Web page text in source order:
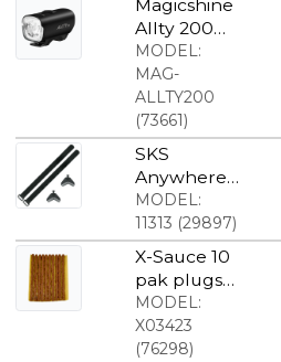
Magicshine
Allty 200
lumen
forlygte
MODEL:
MAG-
ALLTY200
(73661)
SKS
Anywhere
Montering
til
flaskeholde
r 50-80 mm
MODEL:
11313 (29897)
X-Sauce 10
pak plugs
til tubeless
dæktætnin
g
MODEL:
X03423
(76298)